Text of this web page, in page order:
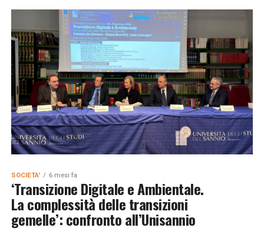
SOCIETA' 6 mesi fa
‘Transizione Digitale e Ambientale.
La complessità delle transizioni
gemelle’: confronto all’Unisannio